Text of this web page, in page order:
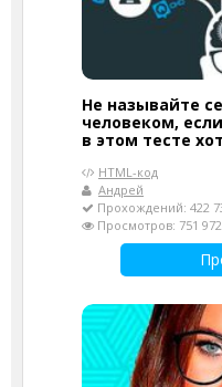
Не называйте
человеком,
в этом тесте
HTML-код
Андрей
Прохождений: 422
Просмотров: 751